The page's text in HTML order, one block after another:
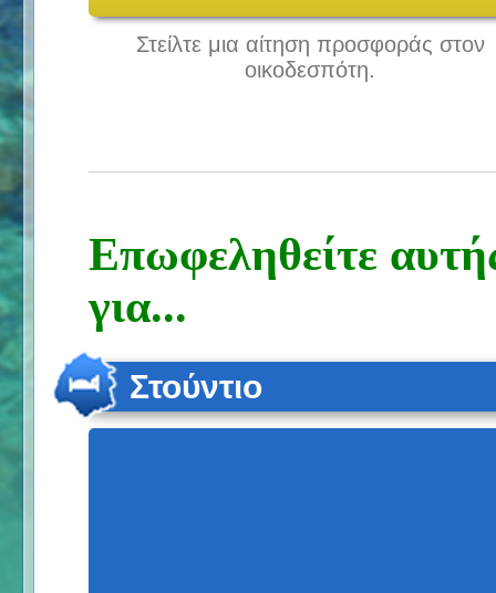
Στείλτε μια αίτηση προσφοράς στον
οικοδεσπότη.
Επωφεληθείτε
για...
Στούντιο